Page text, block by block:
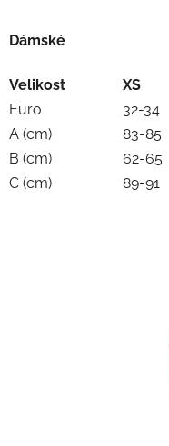
Dámské
Velikost XS
Euro
32-34
A (cm)
83-85
B (cm)
62-65
C (cm)
89-91